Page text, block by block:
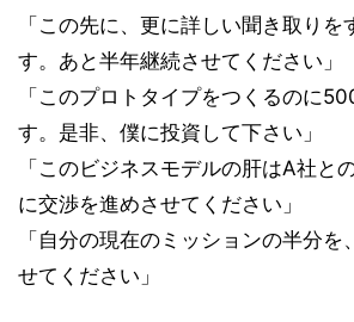
「この先に、更に詳しい聞き取りを
す。あと半年継続させてください」
「このプロトタイプをつくるのに
す。是非、僕に投資して下さい」
「このビジネスモデルの肝はA社と
に交渉を進めさせてください」
「自分の現在のミッションの半分を
せてください」